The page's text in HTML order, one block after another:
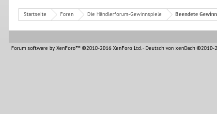
Startseite Foren Die Händlerforum-Gewinnspiele Beendete
Forum software by XenForo™©2010-2016 XenForo Ltd.- Deutsch von xenDach©2010-